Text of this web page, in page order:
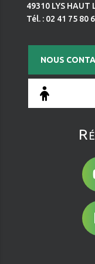
49310 LYS HAUT
Tél. : 02 41 75 80
NOUS